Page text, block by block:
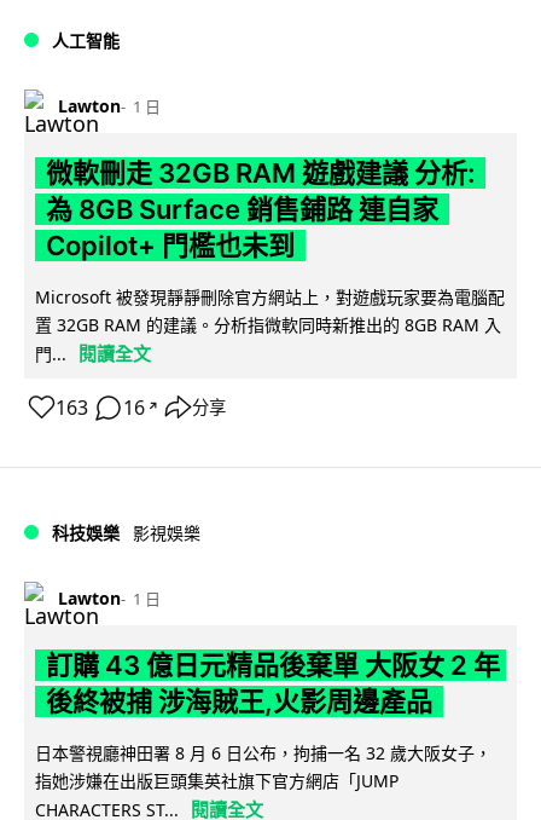
人工智能
Lawton 1 日
微軟刪走 32GB RAM 遊戲建議 分析:
為 8GB Surface 銷售鋪路 連自家
Copilot+ 門檻也未到
Microsoft 被發現靜靜刪除官方網站上，對遊戲玩家要為電腦配
置 32GB RAM 的建議。分析指微軟同時新推出的 8GB RAM 入
門...
閱讀全文
163 16 ↗ 分享
科技娛樂 影視娛樂
Lawton 1 日
訂購 43 億日元精品後棄單 大阪女 2 年
後終被捕 涉海賊王,火影周邊產品
日本警視廳神田署 8 月 6 日公布，拘捕一名 32 歲大阪女子，
指她涉嫌在出版巨頭集英社旗下官方網店「JUMP
CHARACTERS ST...
閱讀全文